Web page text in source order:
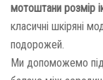
мотоштани розмір
класичні шкіряні
подорожей.
Ми допоможемо